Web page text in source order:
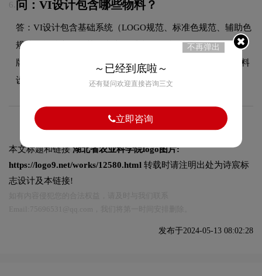
6. 问：VI设计包含哪些物料？
答：VI设计包含基础系统（LOGO规范、标准色规范、辅助色
规范、标准字体规范）和应用系统（名片、信封、信纸、工
牌、纸杯、手提袋、PPT模板、员工胸牌等全套企业视觉物料
设计）。
本文标题和链接湖北省农业科学院logo图片:
https://logo9.net/works/12580.html 转载时请注明出处为诗宸标
志设计及本链接!
发布于2024-05-13 08:02:28
不再弹出
～已经到底啦～
还有疑问欢迎直接咨询三文
立即咨询